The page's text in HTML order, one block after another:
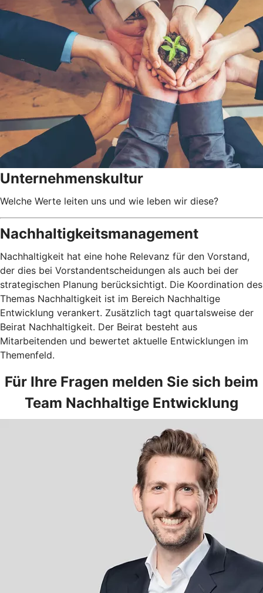
Unternehmenskultur
Welche Werte leiten uns und wie leben wir diese?
Nachhaltigkeitsmanagement
Nachhaltigkeit hat eine hohe Relevanz für den Vorstand,
der dies bei Vorstandentscheidungen als auch bei der
strategischen Planung berücksichtigt. Die Koordination des
Themas Nachhaltigkeit ist im Bereich Nachhaltige
Entwicklung verankert. Zusätzlich tagt quartalsweise der
Beirat Nachhaltigkeit. Der Beirat besteht aus
Mitarbeitenden und bewertet aktuelle Entwicklungen im
Themenfeld.
Für Ihre Fragen melden Sie sich beim
Team Nachhaltige Entwicklung